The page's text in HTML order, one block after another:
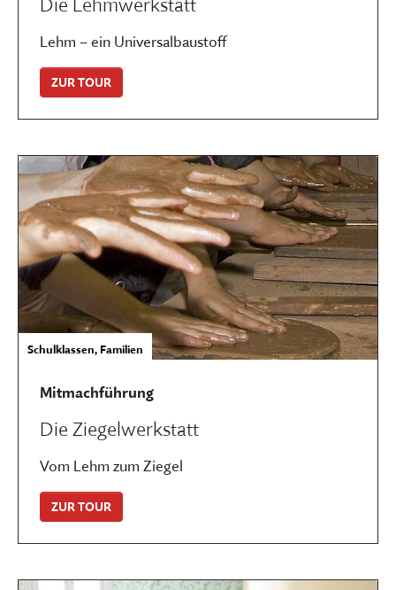
Die Lehmwerkstatt
Lehm – ein Universalbaustoff
ZUR TOUR
Schulklassen, Familien
Mitmachführung
Die Ziegelwerkstatt
Vom Lehm zum Ziegel
ZUR TOUR